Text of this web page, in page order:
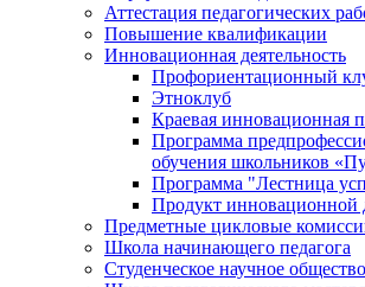
Аттестация педагогических
Повышение квалификации
Инновационная деятельность
Профориентационный
Этноклуб
Краевая инновационная
Программа
обучения школьников
Программа "Лестница
Продукт инновационной
Предметные цикловые
Школа начинающего педагога
Студенческое научное общество